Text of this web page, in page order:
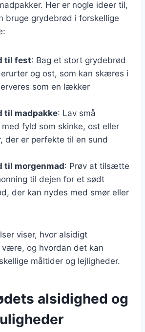
Her er nogle ideer til,
bruge grydebrød i forskellige
til fest: Bag et stort grydebrød
og ost, som kan skæres i
som en lækker
til madpakke: Lav små
fyld som skinke, ost eller
der er perfekte til en sund
til morgenmad: Prøv at tilsætte
til dejen for et sødt
der kan nydes med smør eller
viser, hvor alsidigt
og hvordan det kan
måltider og lejligheder.
alsidighed og